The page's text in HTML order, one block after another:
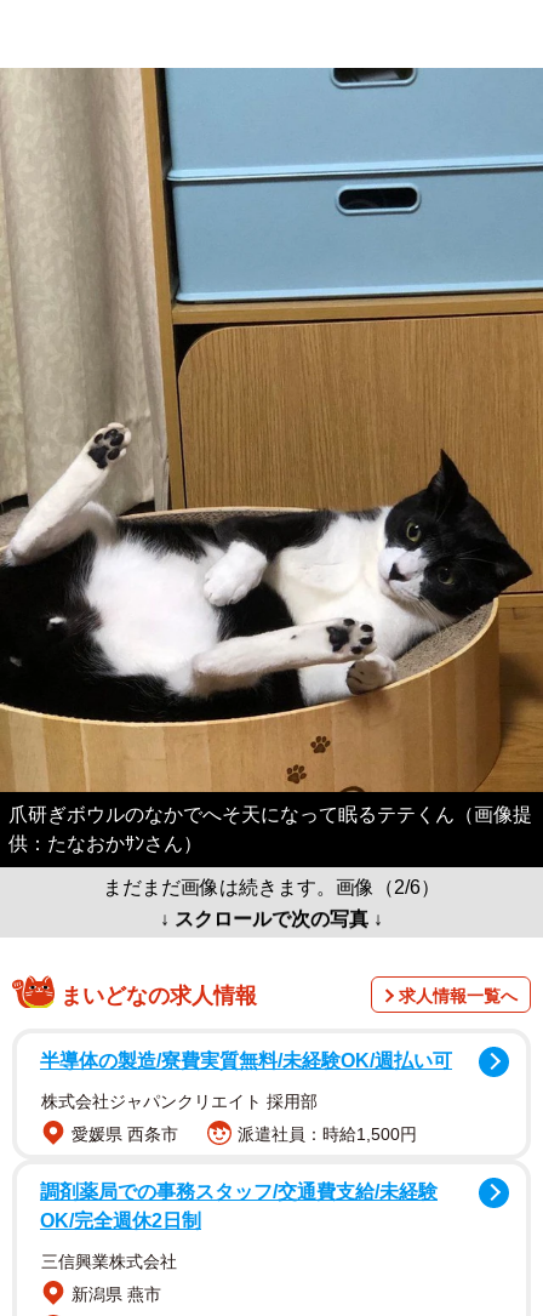
爪研ぎボウルのなかでへそ天になって眠るテテくん（画像提
供：たなおかｻﾝさん）
まだまだ画像は続きます。画像（2/6）
↓ スクロールで次の写真 ↓
まいどなの求人情報 求人情報一覧へ
半導体の製造/寮費実質無料/未経験OK/週払い可
株式会社ジャパンクリエイト 採用部
愛媛県 西条市
派遣社員：時給1,500円
調剤薬局での事務スタッフ/交通費支給/未経験
OK/完全週休2日制
三信興業株式会社
新潟県 燕市